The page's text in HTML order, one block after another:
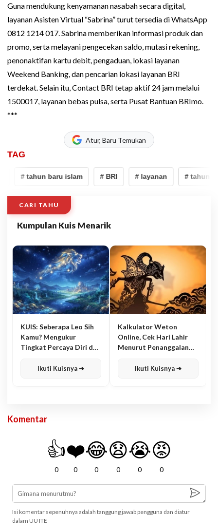
Guna mendukung kenyamanan nasabah secara digital,
layanan Asisten Virtual “Sabrina” turut tersedia di WhatsApp
0812 1214 017. Sabrina memberikan informasi produk dan
promo, serta melayani pengecekan saldo, mutasi rekening,
penonaktifan kartu debit, pengaduan, lokasi layanan
Weekend Banking, dan pencarian lokasi layanan BRI
terdekat. Selain itu, Contact BRI tetap aktif 24 jam melalui
1500017, layanan bebas pulsa, serta Pusat Bantuan BRImo.
***
Atur, Baru Temukan
TAG
# tahun baru islam # BRI # layanan # tahun
CARI TAHU
Kumpulan Kuis Menarik
KUIS: Seberapa Leo Sih
Kamu? Mengukur
Tingkat Percaya Diri dan
Ikuti Kuisnya ➔
Kalkulator Weton
Online, Cek Hari Lahir
Menurut Penanggalan
Ikuti Kuisnya ➔
Komentar
👍
0
❤️
0
😂
0
😧
0
😭
0
😡
0
Isi komentar sepenuhnya adalah tanggung jawab pengguna dan diatur
dalam UU ITE